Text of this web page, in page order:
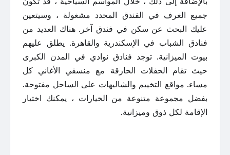
جميع الغرف في الفندق المحدد مشغولة ، وسيتعين
عليك البحث عن سكن في فندق آخر. هناك العديد من
فنادق الشباب في الإسكندرية والقاهرة. يطلق عليهم
بيوت الميزانية. توجد فنادق نوادي في المدن الكبرى
حيث تقام الحفلات الحارقة مع منسقي الأغاني كل
مساء. مواقع التخييم والشاليهات على الساحل مفتوحة.
بفضل مجموعة متنوعة من الخيارات ، يمكنك اختيار
الإقامة لكل ذوق وميزانية.